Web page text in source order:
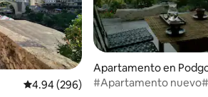
Calificación promedio: 4.94 de 5, 296
4.94 (296)
Apartamento en
#Apartamento